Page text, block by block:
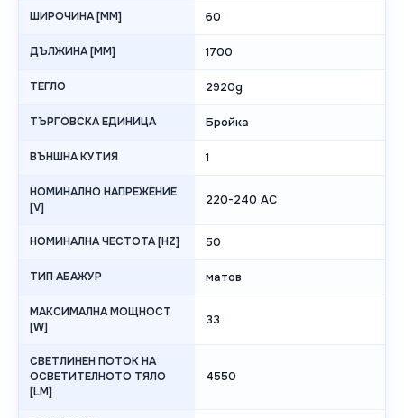
ШИРОЧИНА [MM] 60
ДЪЛЖИНА [MM] 1700
ТЕГЛО 2920g
ТЪРГОВСКА ЕДИНИЦА Бройка
ВЪНШНА КУТИЯ 1
НОМИНАЛНО НАПРЕЖЕНИЕ
[V]
220-240 AC
НОМИНАЛНА ЧЕСТОТА [HZ] 50
ТИП АБАЖУР матов
МАКСИМАЛНА МОЩНОСТ
[W]
33
СВЕТЛИНЕН ПОТОК НА
ОСВЕТИТЕЛНОТО ТЯЛО
[LM]
4550